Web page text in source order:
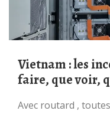
Vietnam : les incontournables | Que
faire, que voir,
Avec routard , toutes les informations